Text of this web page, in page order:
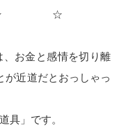
☆
お金と感情を切り離
が近道だとおっしゃっ
具」です。